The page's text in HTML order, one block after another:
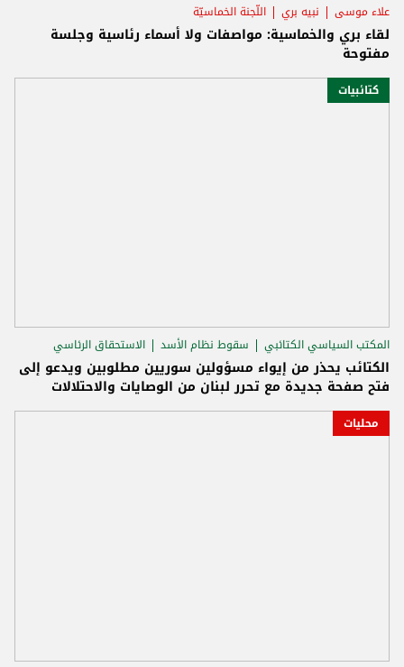
علاء موسى نبيه بري اللّجنة الخماسيّة
لقاء بري والخماسية: مواصفات ولا أسماء رئاسية وجلسة
مفتوحة
كتائبيات
المكتب السياسي الكتائبي سقوط نظام الأسد الاستحقاق الرئاسي
الكتائب يحذر من إيواء مسؤولين سوريين مطلوبين ويدعو إلى
فتح صفحة جديدة مع تحرر لبنان من الوصايات والاحتلالات
محليات